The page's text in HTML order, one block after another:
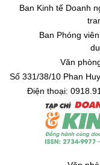
Ban Kinh tế Doanh
Ban Phóng
Văn
Số 331/38/10 Phan
Điện thoại: